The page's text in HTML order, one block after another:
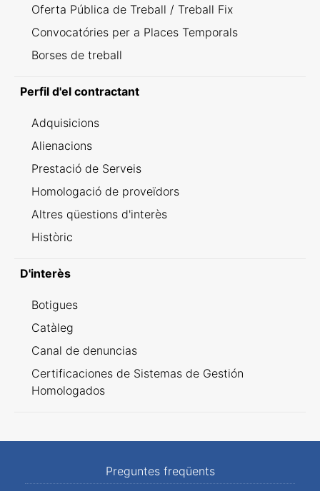
Oferta Pública de Treball / Treball Fix
Convocatóries per a Places Temporals
Borses de treball
Perfil d'el contractant
Adquisicions
Alienacions
Prestació de Serveis
Homologació de proveïdors
Altres qüestions d'interès
Històric
D'interès
Botigues
Catàleg
Canal de denuncias
Certificaciones de Sistemas de Gestión
Homologados
Preguntes freqüents